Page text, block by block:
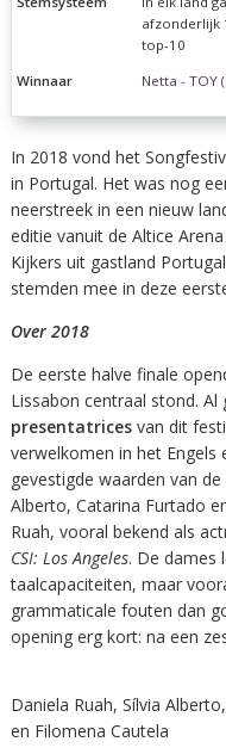
afzonderlijk
top-10
Winnaar
Netta - TOY
In 2018 vond het
in Portugal. Het was nog
neerstreek in een nieuw
editie vanuit de Altice
Kijkers uit gastland
stemden mee in deze
Over 2018
De eerste halve finale
Lissabon centraal stond. Al
presentatricesvan dit
verwelkomen in het Engels
gevestigde waarden van
Alberto, Catarina Furtado
Ruah, vooral bekend als
CSI: Los Angeles. De dames
taalcapaciteiten, maar
grammaticale fouten dan
opening erg kort: na een
Daniela Ruah, Sílvia
en Filomena Cautela